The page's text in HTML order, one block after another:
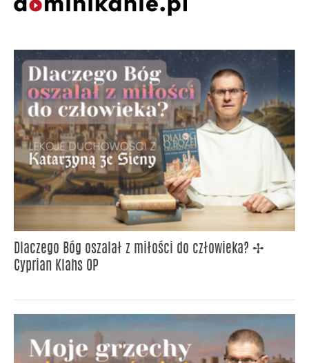
Dlaczego Bóg oszalał z miłości do człowieka? ✢
Cyprian Klahs OP